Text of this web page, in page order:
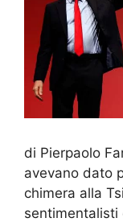
di Pierpaolo
avevano dato
chimera alla
sentimentalisti